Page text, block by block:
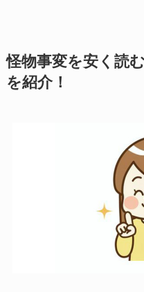
怪物事変を安く読
を紹介！